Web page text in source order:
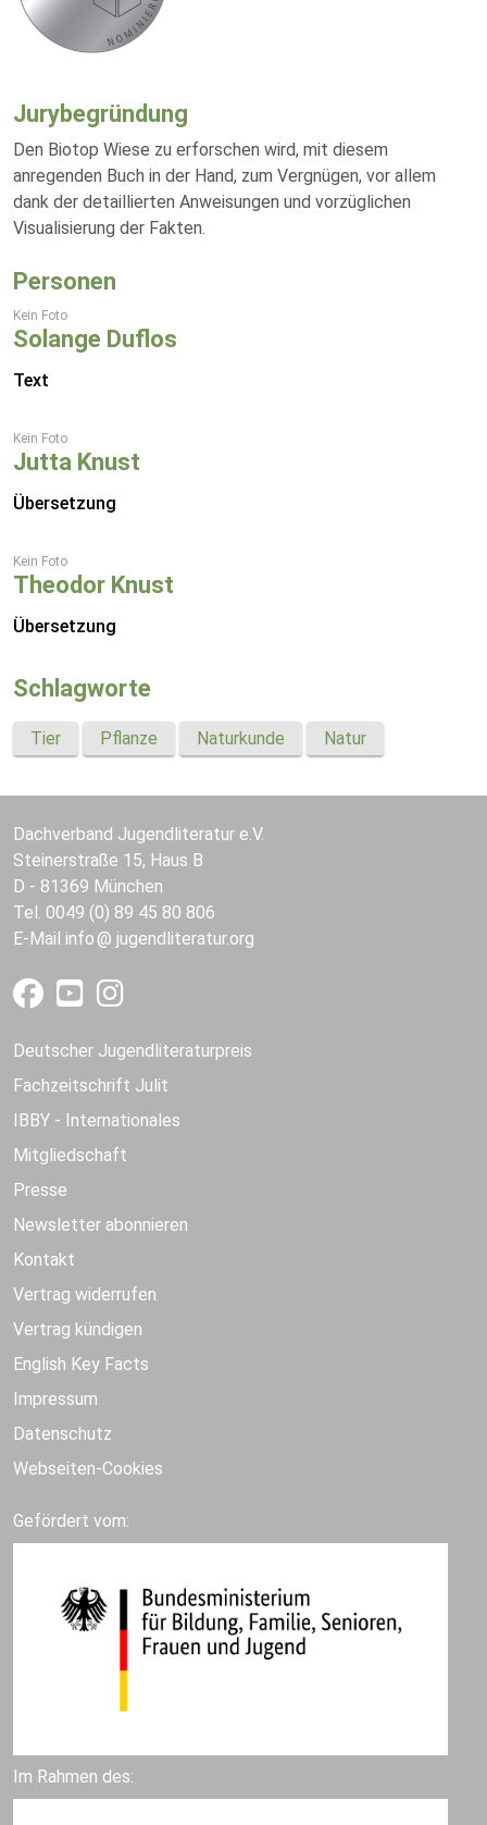
Jurybegründung
Den Biotop Wiese zu erforschen wird, mit diesem
anregenden Buch in der Hand, zum Vergnügen, vor allem
dank der detaillierten Anweisungen und vorzüglichen
Visualisierung der Fakten.
Personen
Kein Foto
Solange Duflos
Text
Kein Foto
Jutta Knust
Übersetzung
Kein Foto
Theodor Knust
Übersetzung
Schlagworte
Tier Pflanze Naturkunde Natur
Dachverband Jugendliteratur e.V.
Steinerstraße 15, Haus B
D - 81369 München
Tel. 0049 (0) 89 45 80 806
E-Mail info jugendliteratur.org
Deutscher Jugendliteraturpreis
Fachzeitschrift Julit
IBBY - Internationales
Mitgliedschaft
Presse
Newsletter abonnieren
Kontakt
Vertrag widerrufen
Vertrag kündigen
English Key Facts
Impressum
Datenschutz
Webseiten-Cookies
Gefördert vom:
Im Rahmen des: